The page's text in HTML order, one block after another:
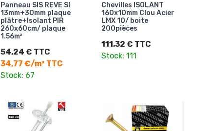
Panneau SIS REVE SI
13mm+30mm plaque
plâtre+Isolant PIR
260x60cm/ plaque
1.56m²
54,24 € TTC
34,77 €/m² TTC
Stock: 67
Chevilles ISOLANT
160x10mm Clou Acier
LMX 10/ boite
200pièces
111,32 € TTC
Stock: 111